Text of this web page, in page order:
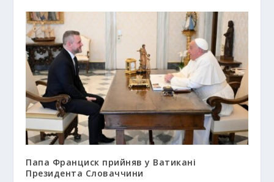
Папа Франциск прийняв у Ватикані
Президента Словаччини